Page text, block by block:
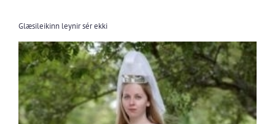
Glæsileikinn leynir sér ekki